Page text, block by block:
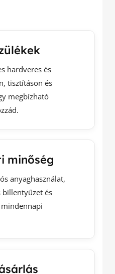
hardveres és
tisztításon és
megbízható
minőség
anyaghasználat,
billentyűzet és